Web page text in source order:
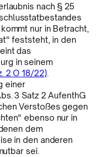
nach § 25
nur in Betracht,
feststeht, in den
das
in seinem
2 O 18/22).
einer
3 Satz 2 AufenthG
Verstoßes gegen
ebenso nur in
dem
in den anderen
sei.